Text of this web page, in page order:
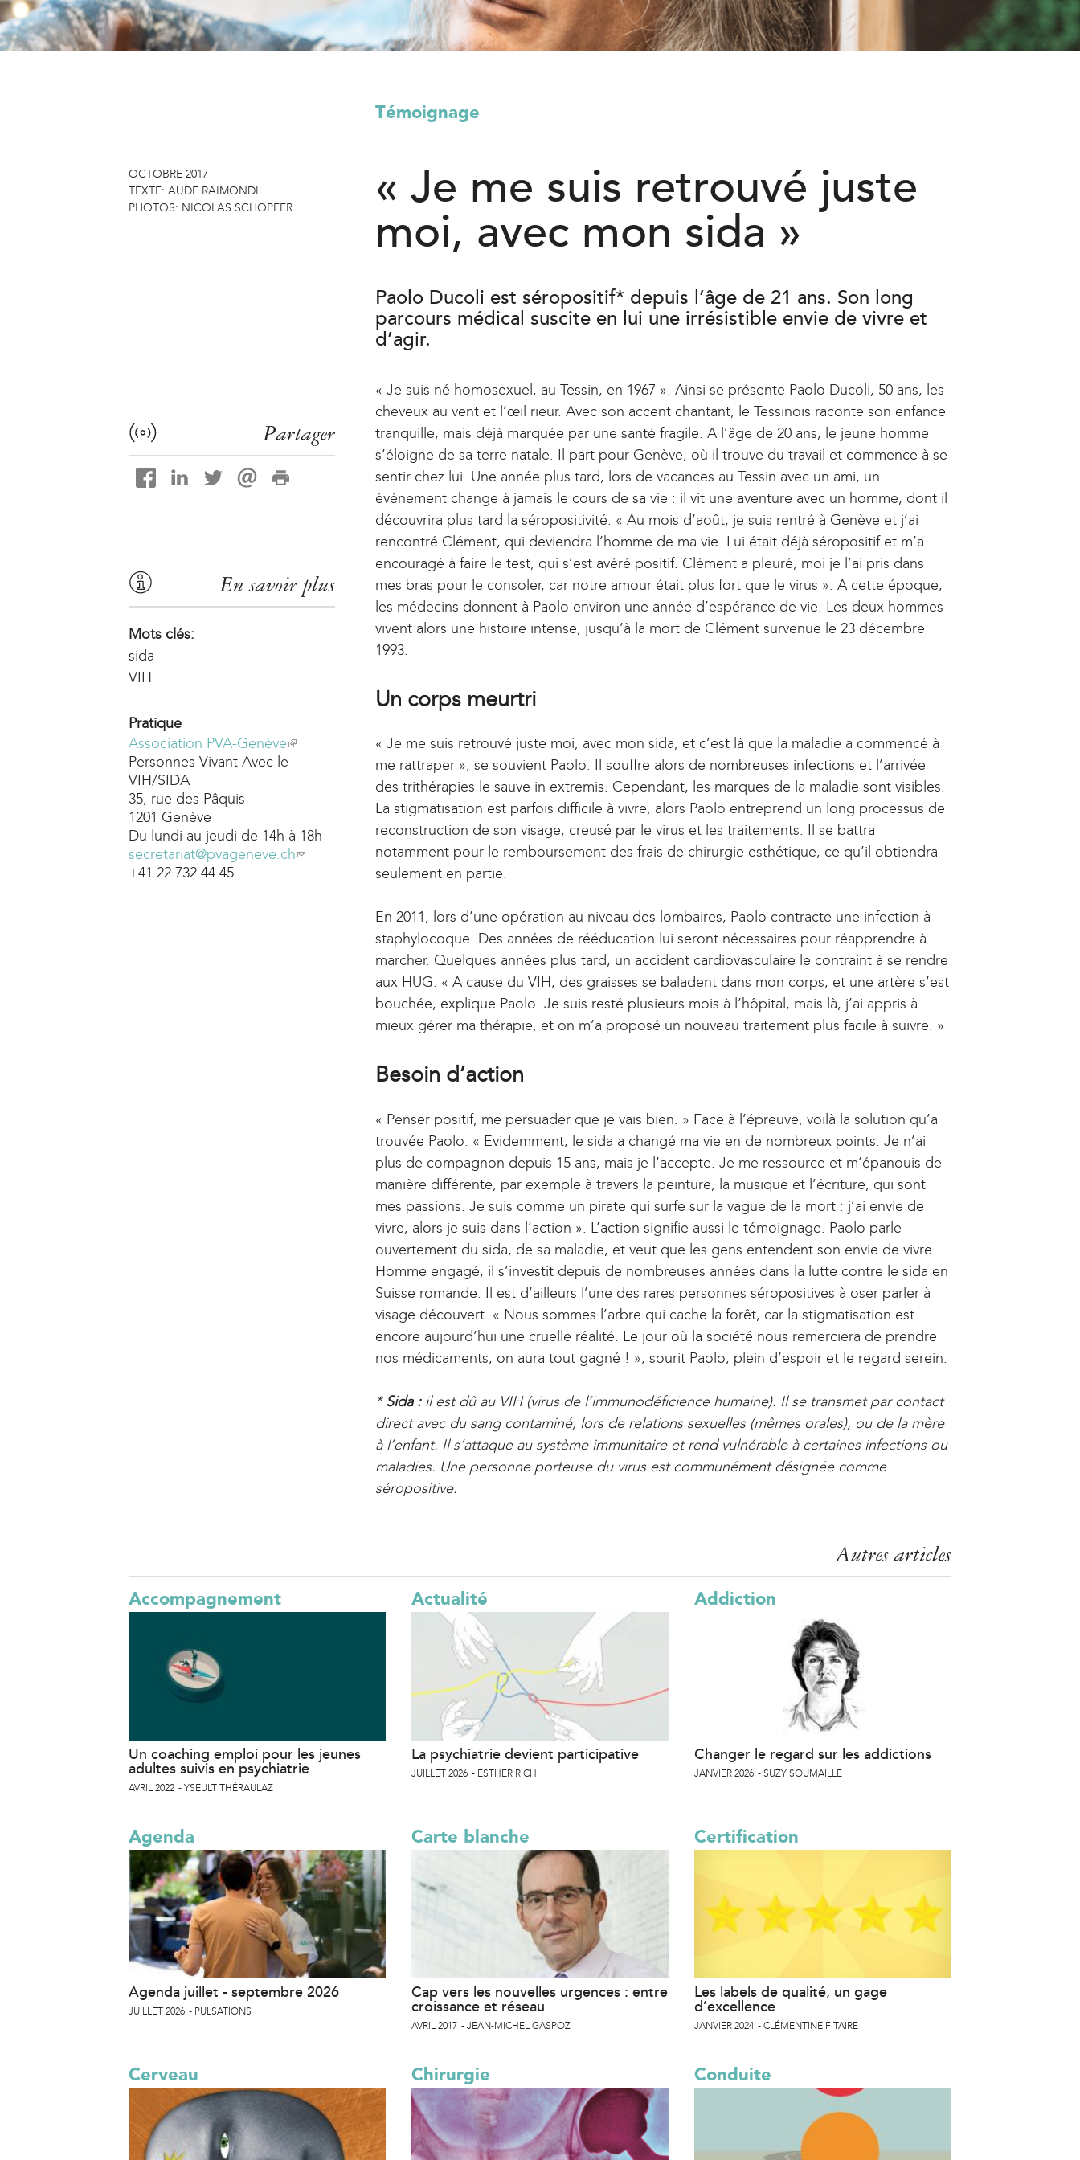
l
)
Témoignage
OCTOBRE 2017
TEXTE: AUDE RAIMONDI
PHOTOS: NICOLAS SCHOPFER
« Je me suis retrouvé juste
moi, avec mon sida »
Paolo Ducoli est séropositif* depuis l’âge de 21 ans. Son long
parcours médical suscite en lui une irrésistible envie de vivre et
d’agir.
« Je suis né homosexuel, au Tessin, en 1967 ». Ainsi se présente Paolo Ducoli, 50 ans, les
cheveux au vent et l’œil rieur. Avec son accent chantant, le Tessinois raconte son enfance
tranquille, mais déjà marquée par une santé fragile. A l’âge de 20 ans, le jeune homme
s’éloigne de sa terre natale. Il part pour Genève, où il trouve du travail et commence à se
sentir chez lui. Une année plus tard, lors de vacances au Tessin avec un ami, un
événement change à jamais le cours de sa vie : il vit une aventure avec un homme, dont il
découvrira plus tard la séropositivité. « Au mois d’août, je suis rentré à Genève et j’ai
rencontré Clément, qui deviendra l’homme de ma vie. Lui était déjà séropositif et m’a
encouragé à faire le test, qui s’est avéré positif. Clément a pleuré, moi je l’ai pris dans
mes bras pour le consoler, car notre amour était plus fort que le virus ». A cette époque,
les médecins donnent à Paolo environ une année d’espérance de vie. Les deux hommes
vivent alors une histoire intense, jusqu’à la mort de Clément survenue le 23 décembre
1993.
Un corps meurtri
« Je me suis retrouvé juste moi, avec mon sida, et c’est là que la maladie a commencé à
me rattraper », se souvient Paolo. Il souffre alors de nombreuses infections et l’arrivée
des trithérapies le sauve in extremis. Cependant, les marques de la maladie sont visibles.
La stigmatisation est parfois difficile à vivre, alors Paolo entreprend un long processus de
reconstruction de son visage, creusé par le virus et les traitements. Il se battra
notamment pour le remboursement des frais de chirurgie esthétique, ce qu’il obtiendra
seulement en partie.
En 2011, lors d’une opération au niveau des lombaires, Paolo contracte une infection à
staphylocoque. Des années de rééducation lui seront nécessaires pour réapprendre à
marcher. Quelques années plus tard, un accident cardiovasculaire le contraint à se rendre
aux HUG. « A cause du VIH, des graisses se baladent dans mon corps, et une artère s’est
bouchée, explique Paolo. Je suis resté plusieurs mois à l’hôpital, mais là, j’ai appris à
mieux gérer ma thérapie, et on m’a proposé un nouveau traitement plus facile à suivre. »
Besoin d’action
« Penser positif, me persuader que je vais bien. » Face à l’épreuve, voilà la solution qu’a
trouvée Paolo. « Evidemment, le sida a changé ma vie en de nombreux points. Je n’ai
plus de compagnon depuis 15 ans, mais je l’accepte. Je me ressource et m’épanouis de
manière différente, par exemple à travers la peinture, la musique et l’écriture, qui sont
mes passions. Je suis comme un pirate qui surfe sur la vague de la mort : j’ai envie de
vivre, alors je suis dans l’action ». L’action signifie aussi le témoignage. Paolo parle
ouvertement du sida, de sa maladie, et veut que les gens entendent son envie de vivre.
Homme engagé, il s’investit depuis de nombreuses années dans la lutte contre le sida en
Suisse romande. Il est d’ailleurs l’une des rares personnes séropositives à oser parler à
visage découvert. « Nous sommes l’arbre qui cache la forêt, car la stigmatisation est
encore aujourd’hui une cruelle réalité. Le jour où la société nous remerciera de prendre
nos médicaments, on aura tout gagné ! », sourit Paolo, plein d’espoir et le regard serein.
*Sida :il est dû au VIH (virus de l’immunodéficience humaine). Il se transmet par contact
direct avec du sang contaminé, lors de relations sexuelles (mêmes orales), ou de la mère
à l’enfant. Il s’attaque au système immunitaire et rend vulnérable à certaines infections ou
maladies. Une personne porteuse du virus est communément désignée comme
séropositive.
Partager
En savoir plus
Mots clés:
sida
VIH
Pratique
Association PVA-Genève(
l
i
s
Personnes Vivant Avec le
VIH/SIDA
35, rue des Pâquis
1201 Genève
Du lundi au jeudi de 14h à 18h
secretariat@pvageneve.ch(
+41 22 732 44 45
Autres articles
Accompagnement
Un coaching emploi pour les jeunes
adultes suivis en psychiatrie
AVRIL 2022 YSEULT THÉRAULAZ
Actualité
La psychiatrie devient participative
JUILLET 2026 ESTHER RICH
Addiction
Changer le regard sur les addictions
JANVIER 2026 SUZY SOUMAILLE
Agenda
Agenda juillet - septembre 2026
JUILLET 2026 PULSATIONS
Carte blanche
Cap vers les nouvelles urgences : entre
croissance et réseau
AVRIL 2017 JEAN-MICHEL GASPOZ
Certification
Les labels de qualité, un gage
d’excellence
JANVIER 2024 CLÉMENTINE FITAIRE
Cerveau Chirurgie Conduite